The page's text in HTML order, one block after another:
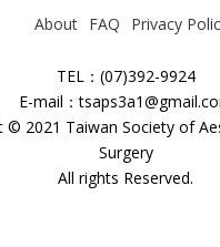
TEL：(07)392-9924
E-mail：
© 2021 Taiwan Society of
Surgery
All rights Reserved.
About FAQ Privacy